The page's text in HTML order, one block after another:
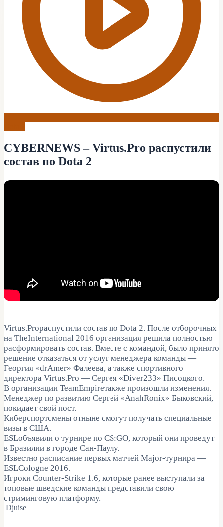
CYBERNEWS – Virtus.Pro распустили
состав по Dota 2
Virtus.Proраспустили состав по Dota 2. После отборочных
на TheInternational 2016 организация решила полностью
расформировать состав. Вместе с командой, было принято
решение отказаться от услуг менеджера команды —
Георгия «drAmer» Фалеева, а также спортивного
директора Virtus.Pro — Сергея «Diver233» Писоцкого.
В организации TeamEmpireтакже произошли изменения.
Менеджер по развитию Сергей «AnahRonix» Быковский,
покидает свой пост.
Киберспортсмены отныне смогут получать специальные
визы в США.
ESLобъявили о турнире по CS:GO, который они проведут
в Бразилии в городе Сан-Паулу.
Известно расписание первых матчей Major-турнира —
ESLCologne 2016.
Игроки Counter-Strike 1.6, которые ранее выступали за
топовые шведские команды представили свою
стриминговую платформу.
Djuise